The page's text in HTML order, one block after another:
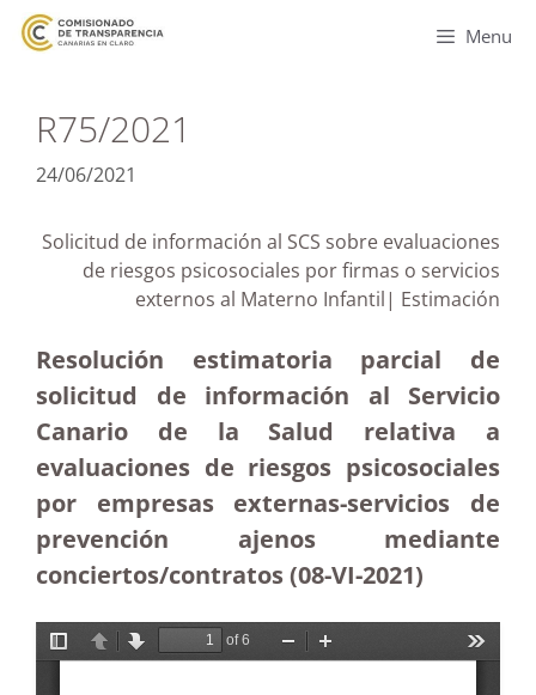
Menu
R75/2021
24/06/2021
Solicitud de información al SCS sobre evaluaciones
de riesgos psicosociales por firmas o servicios
externos al Materno Infantil| Estimación
Resolución estimatoria parcial de
solicitud de información al Servicio
Canario de la Salud relativa a
evaluaciones de riesgos psicosociales
por empresas externas-servicios de
prevención ajenos mediante
conciertos/contratos (08-VI-2021)